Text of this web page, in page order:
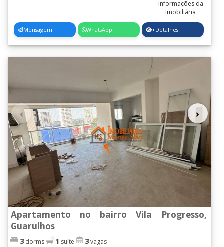
Mensagem WhatsApp +Detalhes
‹ ›
Apartamento no bairro Vila Progresso,
Guarulhos
3dorms 1 suíte 3vagas